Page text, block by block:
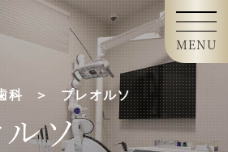
科 プレオルソ
ソ
MENU